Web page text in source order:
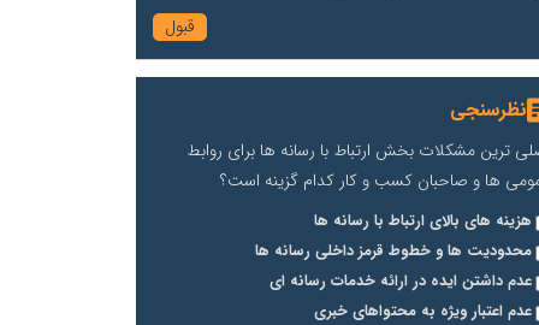
نظرسنجی
ترین مشکلات بخش ارتباط با رسانه ها برای روابط
ها و صاحبان کسب و کار کدام گزینه است؟
هزینه های بالای ارتباط با رسانه ها
محدودیت ها و خطوط قرمز داخلی رسانه ها
عدم داشتن ایده در ارائه خدمات رسانه ای
عدم اعتبار ویژه به محتواهای خبری